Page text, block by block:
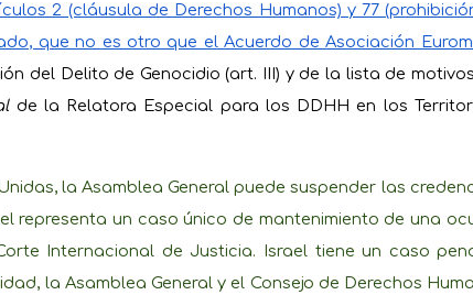
2 (cláusula de Derechos Humanos) y 77
que no es otro que el Acuerdo de Asociación
del Delito de Genocidio (art. III) y de la lista de
de la Relatora Especial para los DDHH en los
la Asamblea General puede suspender las
representa un caso único de mantenimiento de una
Internacional de Justicia. Israel tiene un caso
la Asamblea General y el Consejo de Derechos